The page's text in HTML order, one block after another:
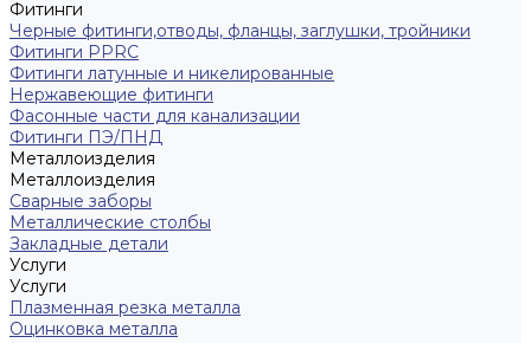
Фитинги
Черные фитинги,отводы, фланцы, заглушки, тройники
Фитинги PPRC
Фитинги латунные и никелированные
Нержавеющие фитинги
Фасонные части для канализации
Фитинги ПЭ/ПНД
Металлоизделия
Металлоизделия
Сварные заборы
Металлические столбы
Закладные детали
Услуги
Услуги
Плазменная резка металла
Оцинковка металла